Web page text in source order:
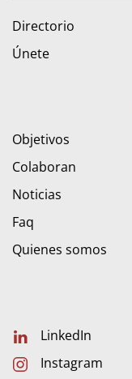
Directorio
Únete
Objetivos
Colaboran
Noticias
Faq
Quienes somos
LinkedIn
Instagram